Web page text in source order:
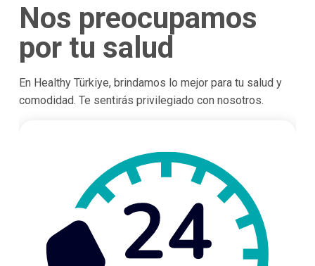
Nos preocupamos
por tu salud
En Healthy Türkiye, brindamos lo mejor para tu salud y
comodidad. Te sentirás privilegiado con nosotros.